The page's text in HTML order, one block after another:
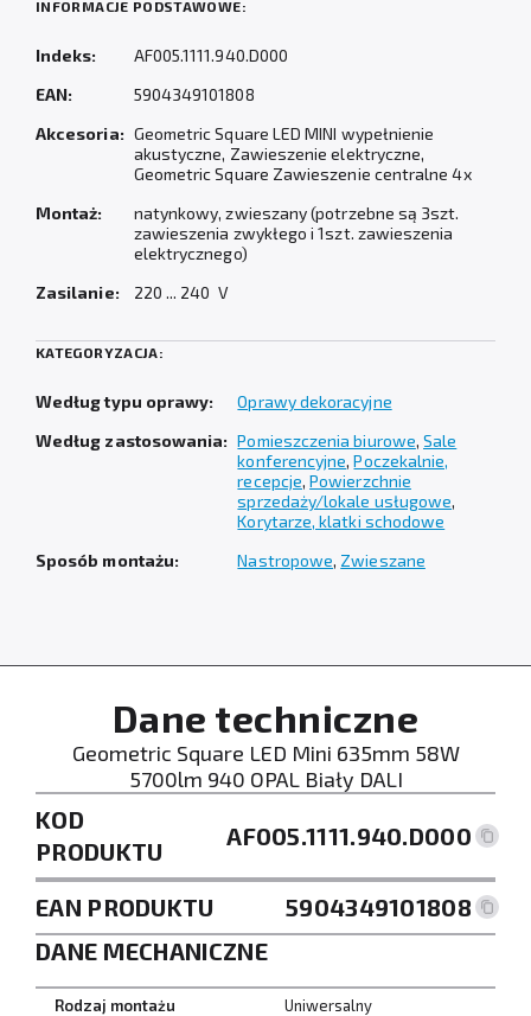
INFORMACJE PODSTAWOWE:
Indeks:
AF005.1111.940.D000
EAN:
5904349101808
Akcesoria: Geometric Square LED MINI wypełnienie
akustyczne, Zawieszenie elektryczne,
Geometric Square Zawieszenie centralne 4x
Montaż:
natynkowy, zwieszany (potrzebne są 3szt.
zawieszenia zwykłego i 1szt. zawieszenia
elektrycznego)
Zasilanie:
220 ... 240 V
KATEGORYZACJA:
Według typu oprawy:
Oprawy dekoracyjne
Według zastosowania: Pomieszczenia biurowe,Sale
konferencyjne,Poczekalnie,
recepcje,Powierzchnie
sprzedaży/lokale usługowe,
Korytarze, klatki schodowe
Sposób montażu:
Nastropowe, Zwieszane
Dane techniczne
Geometric Square LED Mini 635mm 58W
5700lm 940 OPAL Biały DALI
KOD
PRODUKTU
AF005.1111.940.D000
EAN PRODUKTU
5904349101808
DANE MECHANICZNE
Rodzaj montażu
Uniwersalny